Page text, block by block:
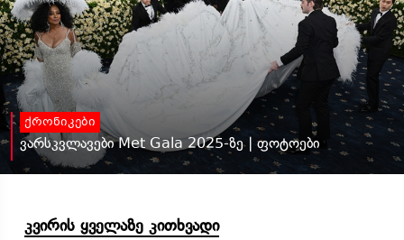
ქრონიკები
ვარსკვლავები Met Gala 2025-ზე | ფოტოები
კვირის ყველაზე კითხვადი